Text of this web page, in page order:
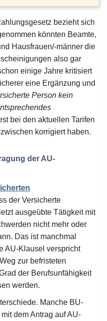
bezieht sich
könnten Beamte,
Hausfrauen/-männer die
also gar
einige Jahre kritisiert
eine Ergänzung und
Person kein
bei den aktuellen Tarifen
korrigiert haben.
der AU-
der Versicherte
ausgeübte Tätigkeit mit
nicht mehr oder
Das ist manchmal
AU-Klausel verspricht
zur befristeten
der Berufsunfähigkeit
werden.
Manche BU-
dem Antrag auf AU-